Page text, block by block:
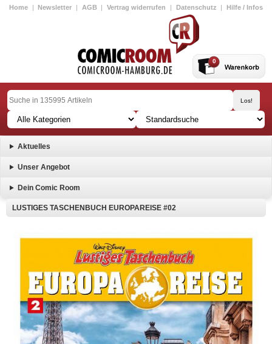
Home | Newsletter | AGB | Vertrag widerrufen | Datenschutz | Hilfe / Infos
0
Aktuelles
Unser Angebot
Dein Comic Room
LUSTIGES TASCHENBUCH EUROPAREISE #02